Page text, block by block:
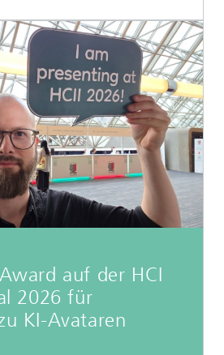
auf der HCI
2026 für
KI-Avataren